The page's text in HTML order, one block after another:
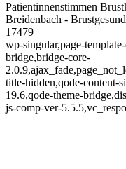
Patientinnenstimmen
Breidenbach -
17479
wp-singular,page-
bridge,bridge-core-
title-hidden,qode-content-
19.6,qode-theme-
js-comp-ver-